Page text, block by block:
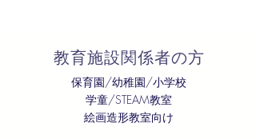
​教育施設関係者の方
保育園/幼稚園/小学校
学童/STEAM教室
​絵画造形教室向け